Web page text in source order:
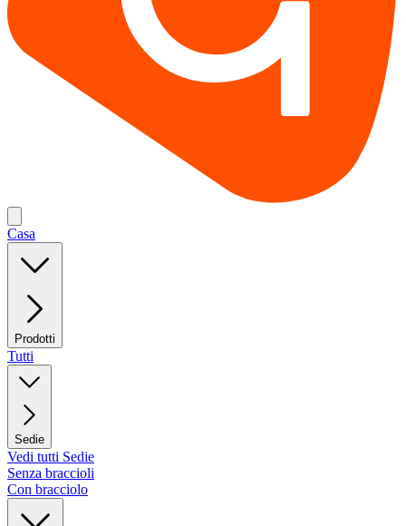
Casa
Prodotti
Tutti
Sedie
Vedi tutti Sedie
Senza braccioli
Con bracciolo